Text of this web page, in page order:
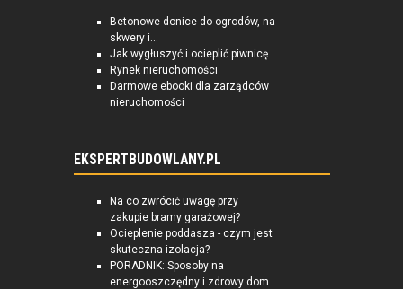
Betonowe donice do ogrodów, na
skwery i...
Jak wygłuszyć i ocieplić piwnicę
Rynek nieruchomości
Darmowe ebooki dla zarządców
nieruchomości
EKSPERTBUDOWLANY.PL
Na co zwrócić uwagę przy
zakupie bramy garażowej?
Ocieplenie poddasza - czym jest
skuteczna izolacja?
PORADNIK: Sposoby na
energooszczędny i zdrowy dom